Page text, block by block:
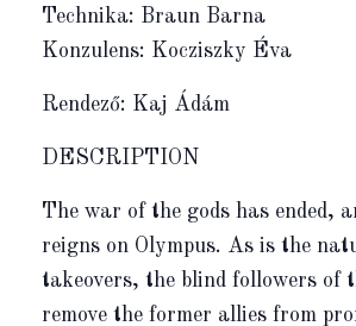
Technika: Braun Barna
Konzulens: Kocziszky Éva
Rendező: Kaj Ádám
DESCRIPTION
The war of the gods has ended,
reigns on Olympus. As is the
takeovers, the blind followers of
remove the former allies from